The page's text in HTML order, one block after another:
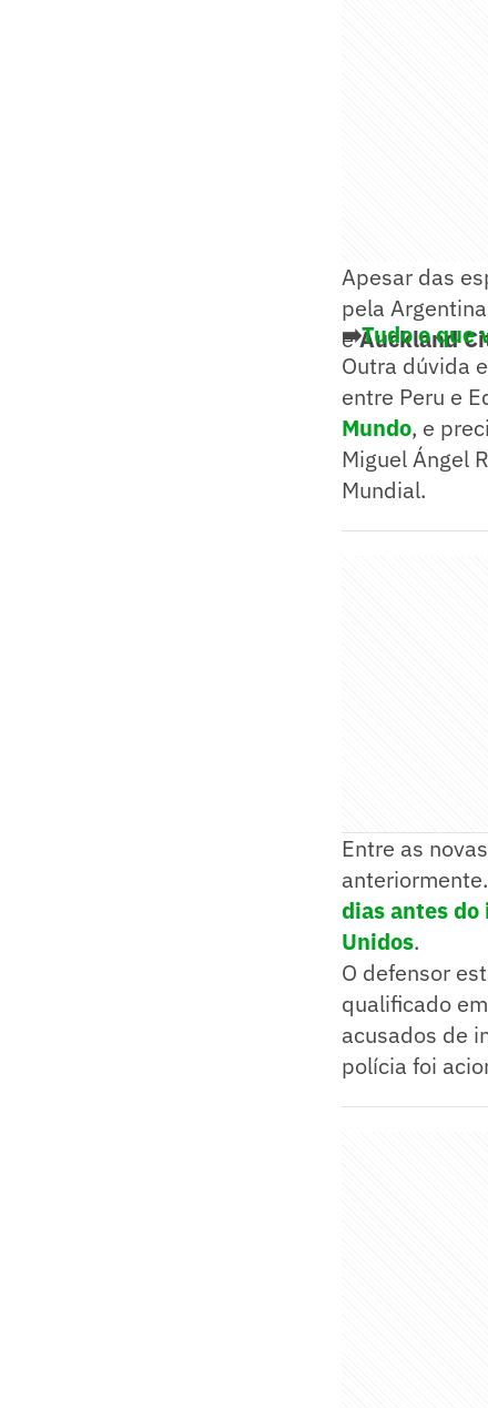
Apesar das
pela
eAuckland
➡️Tudo o que
Outra dúvida
entre Peru e
Mundo, e
Miguel Ángel
Mundial.
Entre as
dias antes do
Unidos.
O defensor
qualificado
acusados de
polícia foi